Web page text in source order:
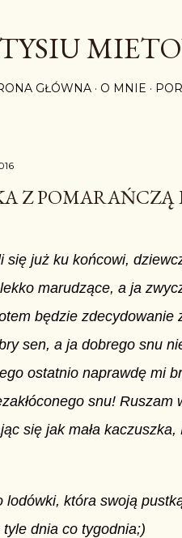
GŁÓWNA O MNIE
Z POMARAŃCZĄ
się już ku końcowi,
marudzące, a ja
będzie zdecydowanie
sen, a ja dobrego snu
ostatnio naprawdę mi
snu! Ruszam
się jak mała
lodówki, która swoją
dnia co tygodnia;)